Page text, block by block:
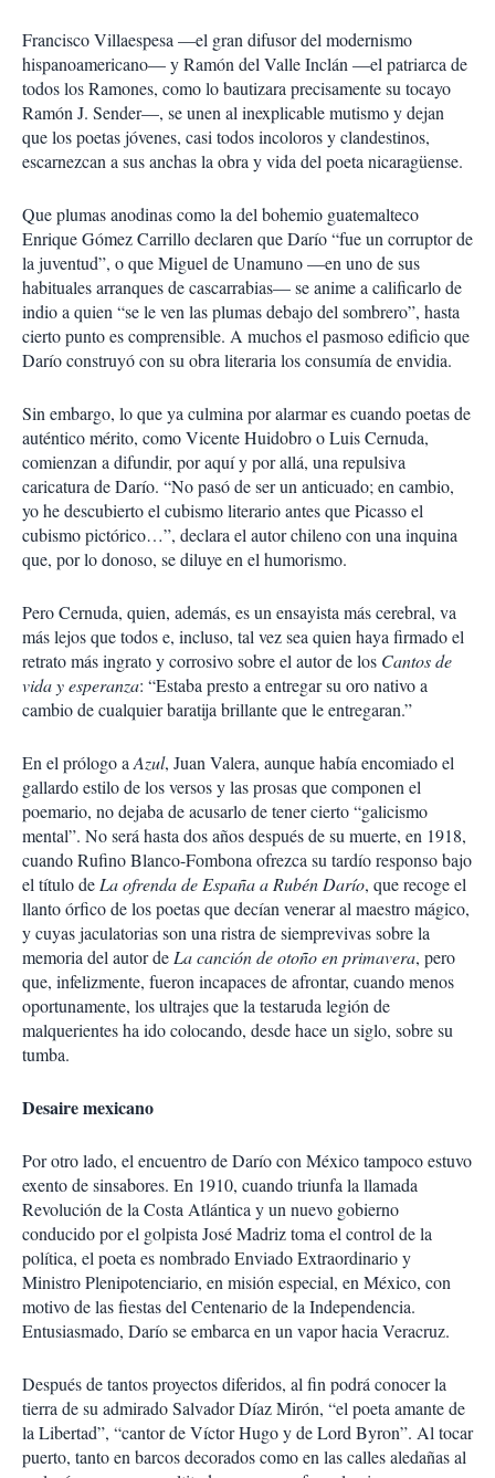
Francisco Villaespesa —el gran difusor del modernismo
hispanoamericano— y Ramón del Valle Inclán —el patriarca de
todos los Ramones, como lo bautizara precisamente su tocayo
Ramón J. Sender—, se unen al inexplicable mutismo y dejan
que los poetas jóvenes, casi todos incoloros y clandestinos,
escarnezcan a sus anchas la obra y vida del poeta nicaragüense.
Que plumas anodinas como la del bohemio guatemalteco
Enrique Gómez Carrillo declaren que Darío “fue un corruptor de
la juventud”, o que Miguel de Unamuno —en uno de sus
habituales arranques de cascarrabias— se anime a calificarlo de
indio a quien “se le ven las plumas debajo del sombrero”, hasta
cierto punto es comprensible. A muchos el pasmoso edificio que
Darío construyó con su obra literaria los consumía de envidia.
Sin embargo, lo que ya culmina por alarmar es cuando poetas de
auténtico mérito, como Vicente Huidobro o Luis Cernuda,
comienzan a difundir, por aquí y por allá, una repulsiva
caricatura de Darío. “No pasó de ser un anticuado; en cambio,
yo he descubierto el cubismo literario antes que Picasso el
cubismo pictórico…”, declara el autor chileno con una inquina
que, por lo donoso, se diluye en el humorismo.
Pero Cernuda, quien, además, es un ensayista más cerebral, va
más lejos que todos e, incluso, tal vez sea quien haya firmado el
retrato más ingrato y corrosivo sobre el autor de los Cantos de
vida y esperanza: “Estaba presto a entregar su oro nativo a
cambio de cualquier baratija brillante que le entregaran.”
En el prólogo aAzul, Juan Valera, aunque había encomiado el
gallardo estilo de los versos y las prosas que componen el
poemario, no dejaba de acusarlo de tener cierto “galicismo
mental”. No será hasta dos años después de su muerte, en 1918,
cuando Rufino Blanco-Fombona ofrezca su tardío responso bajo
el título deLa ofrenda de España a Rubén Darío, que recoge el
llanto órfico de los poetas que decían venerar al maestro mágico,
y cuyas jaculatorias son una ristra de siemprevivas sobre la
memoria del autor deLa canción de otoño en primavera, pero
que, infelizmente, fueron incapaces de afrontar, cuando menos
oportunamente, los ultrajes que la testaruda legión de
malquerientes ha ido colocando, desde hace un siglo, sobre su
tumba.
Desaire mexicano
Por otro lado, el encuentro de Darío con México tampoco estuvo
exento de sinsabores. En 1910, cuando triunfa la llamada
Revolución de la Costa Atlántica y un nuevo gobierno
conducido por el golpista José Madriz toma el control de la
política, el poeta es nombrado Enviado Extraordinario y
Ministro Plenipotenciario, en misión especial, en México, con
motivo de las fiestas del Centenario de la Independencia.
Entusiasmado, Darío se embarca en un vapor hacia Veracruz.
Después de tantos proyectos diferidos, al fin podrá conocer la
tierra de su admirado Salvador Díaz Mirón, “el poeta amante de
la Libertad”, “cantor de Víctor Hugo y de Lord Byron”. Al tocar
puerto, tanto en barcos decorados como en las calles aledañas al